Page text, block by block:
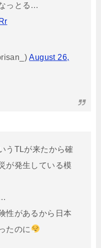
っとる…
August 26,
うTLが来たから確
が発生している模
性があるから日本
たのに